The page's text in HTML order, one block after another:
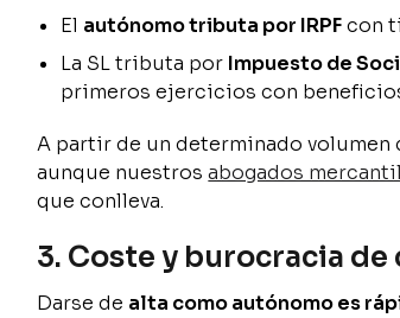
El autónomo tributa por IRPFcon
La SL tributa por Impuesto de
primeros ejercicios con
A partir de un determinado volumen
aunque nuestrosabogados
que conlleva.
3. Coste y burocracia
Darse de alta como autónomo es